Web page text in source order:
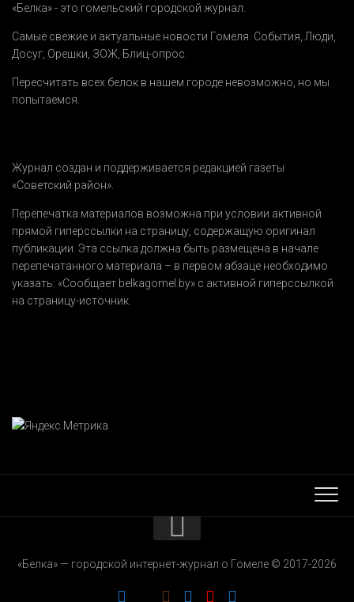
«Белка» - это гомельский городской журнал.
Самые свежие и актуальные новости Гомеля. События Люди
Досуг Орешки ЗОЖ Блиц-опрос
Пересчитать всех белок в нашем городе невозможно, но мы
попытаемся.
Журнал создан и поддерживается редакцией газеты
«Советский район».
Перепечатка материалов возможна при условии активной
прямой гиперссылки на страницу, содержащую оригинал
публикации. Эта ссылка должна быть размещена в начале
перепечатанного материала – в первом абзаце необходимо
указать: «Сообщает belkagomel.by» с активной гиперссылкой
на страницу-источник.
РЕКЛАМОДАТЕЛЯМ
«Белка» — городской интернет-журнал о Гомеле © 2017-2026